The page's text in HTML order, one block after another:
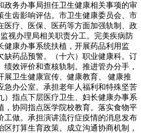
政务办事局担任卫生健康相关事项的审
生齿影响评估。市卫生健康委员会、市
医疗、医保、医药等方面加强轨制、政
视办理局相关职责分工。完美疾病防
健康办事系统扶植，开展药品利用监
缺药品预警。（十六）职业健康科。订
绩效评价和查核轨制。推进管办分手，
展卫生健康宣传、健康教育、 健康推
急办公室。承担老年人福利和特殊坚苦
）指点下层医疗卫生、妇长健康办事系
，协同指点医学院校教育。落实食物平
工做。承担演讲流行症疫情的消息发布
区打算生育政策。成立沟通协商机制，